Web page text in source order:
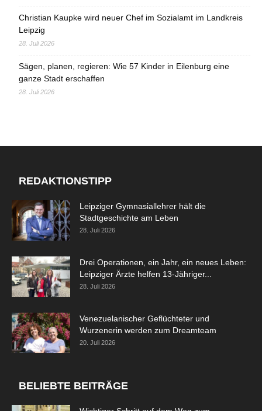
Christian Kaupke wird neuer Chef im Sozialamt im Landkreis
Leipzig
28. Juli 2026
Sägen, planen, regieren: Wie 57 Kinder in Eilenburg eine
ganze Stadt erschaffen
28. Juli 2026
REDAKTIONSTIPP
Leipziger Gymnasiallehrer hält die
Stadtgeschichte am Leben
28. Juli 2026
Drei Operationen, ein Jahr, ein neues Leben:
Leipziger Ärzte helfen 13-Jähriger...
28. Juli 2026
Venezuelanischer Geflüchteter und
Wurzenerin werden zum Dreamteam
20. Juli 2026
BELIEBTE BEITRÄGE